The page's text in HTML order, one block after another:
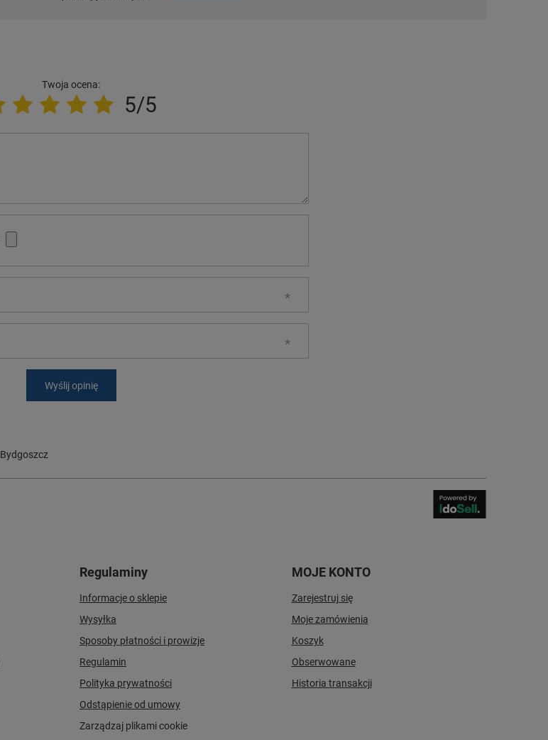
Twoja ocena:
5/5
Wyślij opinię
Bydgoszcz
Regulaminy
Informacje o sklepie
Wysyłka
Sposoby płatności i prowizje
Regulamin
Polityka prywatności
Odstąpienie od umowy
Zarządzaj plikami cookie
MOJE KONTO
Zarejestruj się
Moje zamówienia
Koszyk
Obserwowane
Historia transakcji